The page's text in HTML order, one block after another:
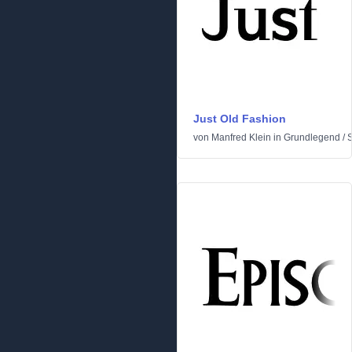
Just Old Fashion
von Manfred Klein in Grundlegend /